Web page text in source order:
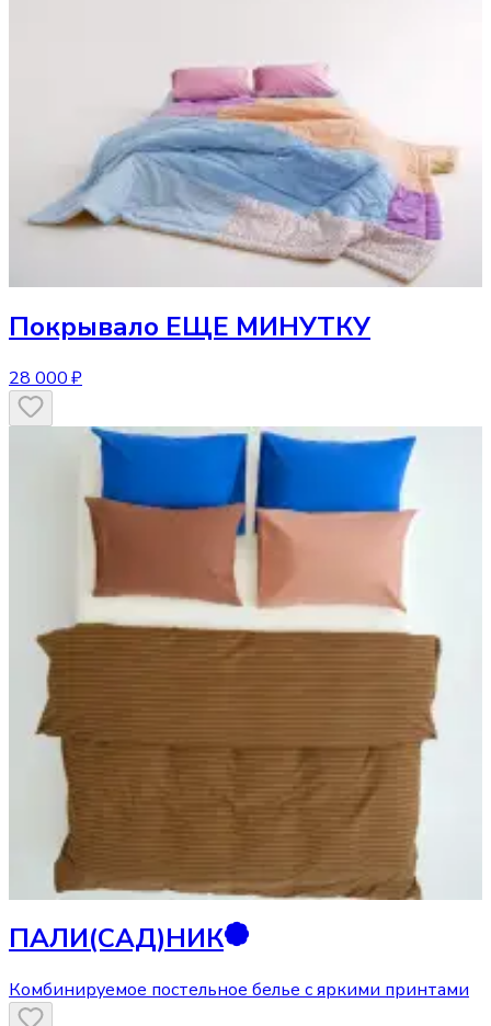
Покрывало ЕЩЕ МИНУТКУ
28 000 ₽
ПАЛИ(САД)НИК
Комбинируемое постельное белье с яркими принтами